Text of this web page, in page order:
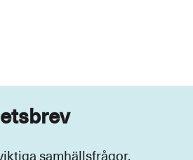
samhällsfrågor.